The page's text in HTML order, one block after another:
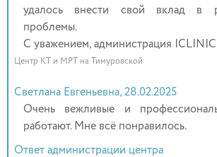
удалось внести свой вклад в
проблемы.
С уважением, администрация
Центр КТ и МРТ на Тимуровской
Светлана Евгеньевна, 28.02.2025
Очень вежливые и
работают. Мне всё понравилось.
Ответ администрации центра